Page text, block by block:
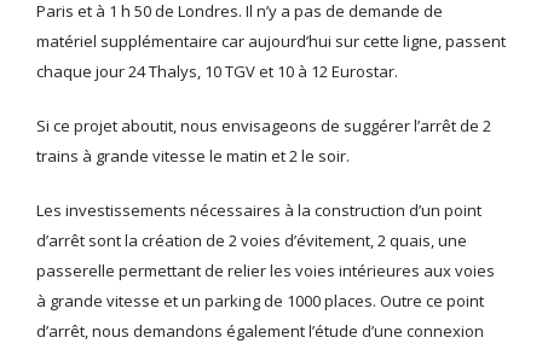
Paris et à 1 h 50 de Londres. Il n’y a pas de demande de
matériel supplémentaire car aujourd’hui sur cette ligne, passent
chaque jour 24 Thalys, 10 TGV et 10 à 12 Eurostar.
Si ce projet aboutit, nous envisageons de suggérer l’arrêt de 2
trains à grande vitesse le matin et 2 le soir.
Les investissements nécessaires à la construction d’un point
d’arrêt sont la création de 2 voies d’évitement, 2 quais, une
passerelle permettant de relier les voies intérieures aux voies
à grande vitesse et un parking de 1000 places. Outre ce point
d’arrêt, nous demandons également l’étude d’une connexion